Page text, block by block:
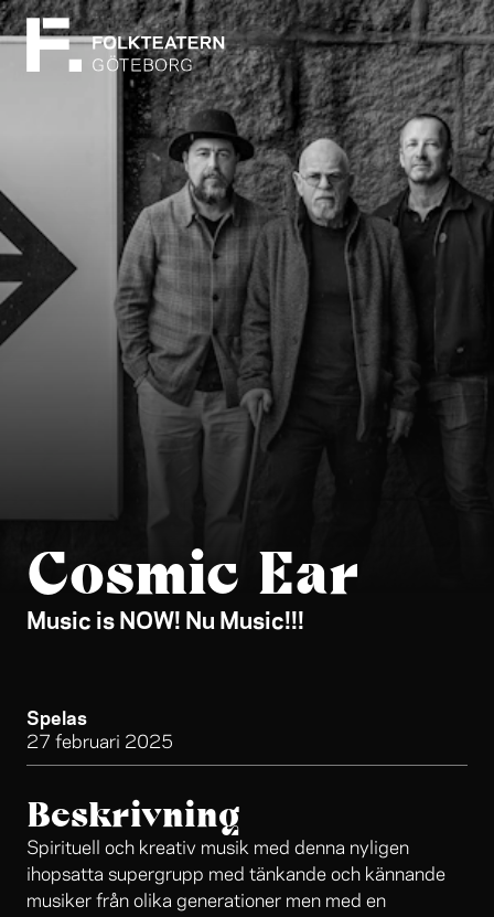
Cosmic Ear
Music is NOW! Nu Music!!!
Spelas
27 februari 2025
Beskrivning
Spirituell och kreativ musik med denna nyligen
ihopsatta supergrupp med tänkande och kännande
musiker från olika generationer men med en